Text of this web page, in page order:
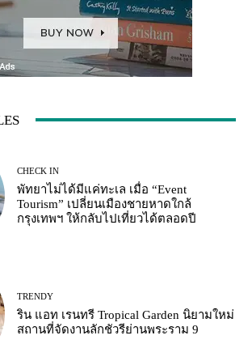
CHECK IN
พัทยาไม่ได้มีแค่ทะเล เมื่อ “Event
Tourism” เปลี่ยนเมืองชายหาดใกล้
กรุงเทพฯ ให้กลับไปเที่ยวได้ตลอดปี
TRENDY
ริน แอท เรนทรี Tropical Garden นิยามใหม่
สถานที่จัดงานลักชัวรีย่านพระราม 9